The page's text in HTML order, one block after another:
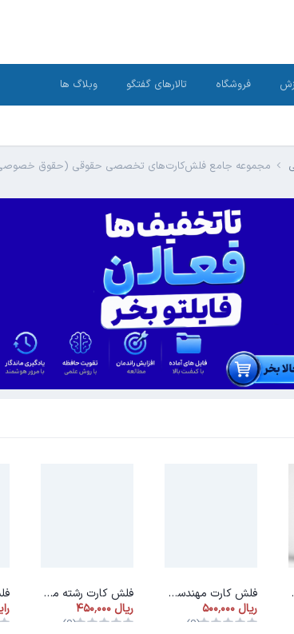
فروشگاه تالارهای گفتگو وبلاگ ها
مجموعه جامع فلش‌کارت‌های تخصصی حقوقی (حقوق خصوصی
فلش کارت مهندسی بهداشت و ایمنی کار
(0)
فلش کارت رشته مهندسی انرژی
(0)